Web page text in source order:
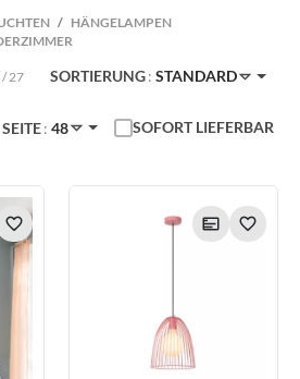
HÄNGELAMPEN
/ 27 SORTIERUNG STANDARD
48 SOFORT LIEFERBAR